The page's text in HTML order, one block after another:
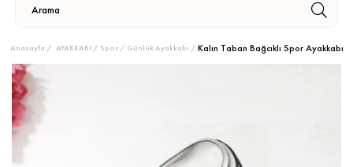
Anasayfa AYAKKABI Spor / Günlük Ayakkabı Kalın Taban Bağcıklı Spor Ayakkabı